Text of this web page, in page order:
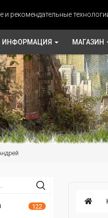
рекомендательные
ИНФОРМАЦИЯ МАГАЗИН
122